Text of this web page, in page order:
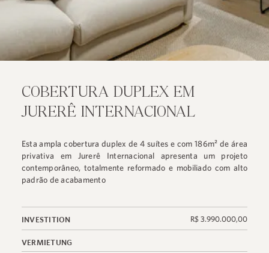
COBERTURA DUPLEX EM
JURERÊ INTERNACIONAL
Esta ampla cobertura duplex de 4 suítes e com 186m² de área
privativa em Jurerê Internacional apresenta um projeto
contemporâneo, totalmente reformado e mobiliado com alto
padrão de acabamento
INVESTITION R$ 3.990.000,00
VERMIETUNG